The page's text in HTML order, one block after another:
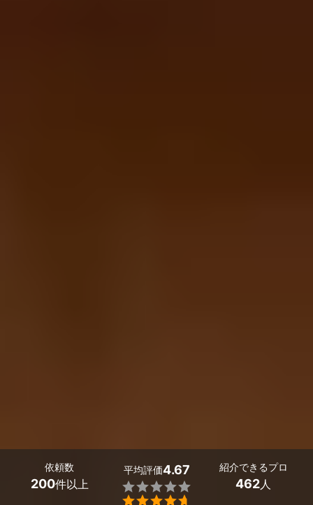
依頼数
200件以上
平均評価4.67


紹介できるプロ
462人